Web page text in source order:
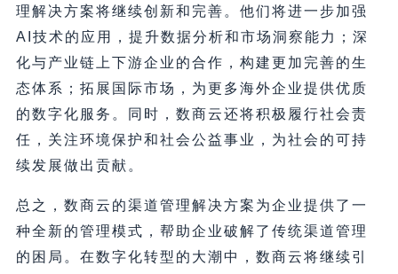
理解决方案将继续创新和完善。他们将进一步加强
AI技术的应用，提升数据分析和市场洞察能力；深
化与产业链上下游企业的合作，构建更加完善的生
态体系；拓展国际市场，为更多海外企业提供优质
的数字化服务。同时，数商云还将积极履行社会责
任，关注环境保护和社会公益事业，为社会的可持
续发展做出贡献。
总之，数商云的渠道管理解决方案为企业提供了一
种全新的管理模式，帮助企业破解了传统渠道管理
的困局。在数字化转型的大潮中，数商云将继续引